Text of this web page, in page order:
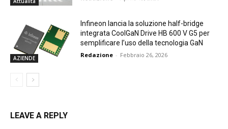
AZIENDE
Infineon lancia la soluzione half-bridge
integrata CoolGaN Drive HB 600 V G5 per
semplificare l’uso della tecnologia GaN
Redazione - Febbraio 26, 2026
LEAVE A REPLY